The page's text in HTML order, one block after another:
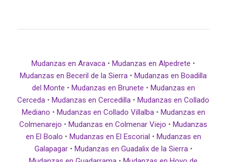
Mudanzas en Aravaca • Mudanzas en Alpedrete •
Mudanzas en Beceril de la Sierra • Mudanzas en Boadilla
del Monte • Mudanzas en Brunete • Mudanzas en
Cerceda • Mudanzas en Cercedilla • Mudanzas en Collado
Mediano • Mudanzas en Collado Villalba• Mudanzas en
Colmenarejo • Mudanzas en Colmenar Viejo • Mudanzas
en El Boalo • Mudanzas en El Escorial • Mudanzas en
Galapagar• Mudanzas en Guadalix de la Sierra•